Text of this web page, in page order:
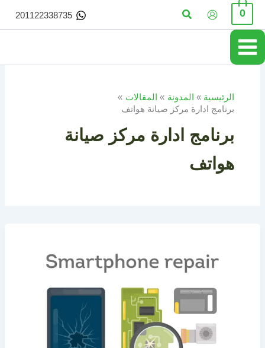
تخطي
المحتوى
0 البحث 201122338735
الرئيسية المدونة
المقالات
برنامج ادارة مركز صيانة هواتف
برنامج ادارة مركز صيانة
هواتف